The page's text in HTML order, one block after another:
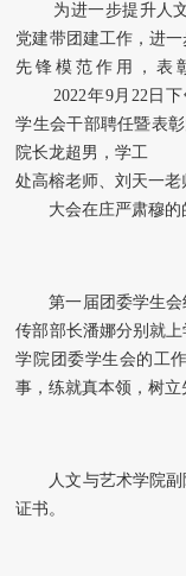
为进一步提升人
党建带团建工作，进
先锋模范作用，表
2022年9月22日
学生会干部聘任暨表
院长龙超男，学工
处高榕老师、刘天一老
大会在庄严肃穆的
第一届团委学生
传部部长潘娜分别就
学院团委学生会的工
事，练就真本领，树立
人文与艺术学院
证书。